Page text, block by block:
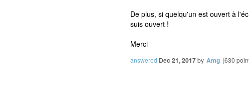
De plus, si quelqu'un est ouvert à
suis ouvert !
Merci
answered Dec 21, 2017by Amg (630